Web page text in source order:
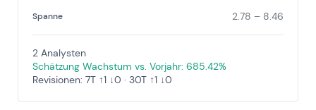
Spanne 2.78 – 8.46
2 Analysten
Schätzung Wachstum vs. Vorjahr: 685.42%
Revisionen: 7T ↑1 ↓0 · 30T ↑1 ↓0